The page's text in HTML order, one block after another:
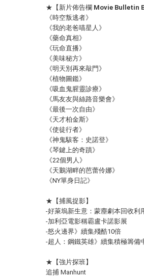
★ 【新片佈告欄 Movie Bulletin
《時空叛逃者》
《我的老爸喵星人》
《藥命真相》
《玩命直播》
《美味秘方》
《明天別再來敲門》
《植物圖鑑》
《吸血鬼腥靈診療》
《馬友友與絲路音樂會》
《最後一次自由》
《天才柏金斯》
《使徒行者》
《神鬼駭客：史諾登》
《琴鍵上的奇蹟》
《22個男人》
《天鵝湖畔的芭蕾伶娜》
《NY單身日記》
★ 【捕風捉影】
-好萊塢新生意：蒙塵劇本回收利
-加利亞電影稱霸盧卡諾影展
-怒火邊界》續集殘酷10倍
-超人：鋼鐵英雄》續集積極籌備
★ 【強片探班】
追捕 Manhunt